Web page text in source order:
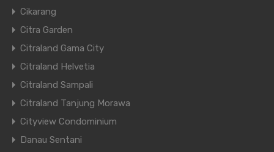
Cikarang
Citra Garden
Citraland Gama City
Citraland Helvetia
Citraland Sampali
Citraland Tanjung Morawa
Cityview Condominium
Danau Sentani